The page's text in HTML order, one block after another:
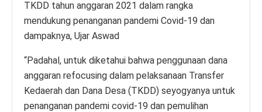
TKDD tahun anggaran 2021 dalam rangka
mendukung penanganan pandemi Covid-19 dan
dampaknya, Ujar Aswad
“Padahal, untuk diketahui bahwa penggunaan dana
anggaran refocusing dalam pelaksanaan Transfer
Kedaerah dan Dana Desa (TKDD) seyogyanya untuk
penanganan pandemi covid-19 dan pemulihan